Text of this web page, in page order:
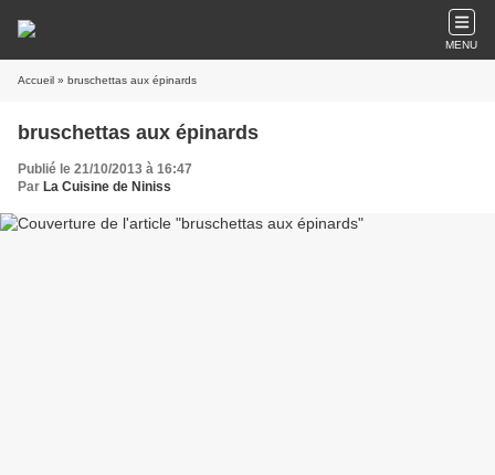
MENU
Accueil » bruschettas aux épinards
bruschettas aux épinards
Publié le 21/10/2013 à 16:47
Par La Cuisine de Niniss